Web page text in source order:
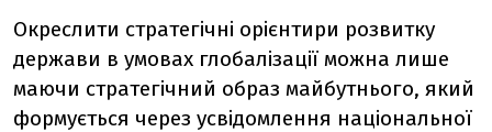
Окреслити стратегічні орієнтири розвитку
держави в умовах глобалізації можна лише
маючи стратегічний образ майбутнього, який
формується через усвідомлення національної